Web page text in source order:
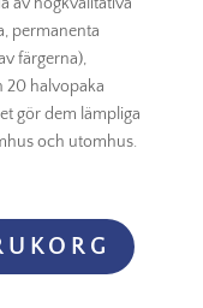
av högkvalitativa
permanenta
färgerna),
20 halvopaka
gör dem lämpliga
och utomhus.